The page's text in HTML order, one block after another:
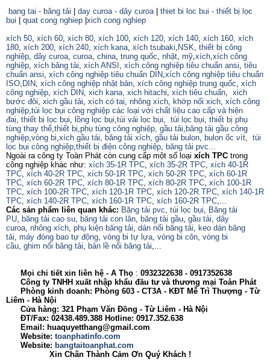
bang tai - băng tải
day curoa - dây curoa| thiet bi loc bui - thiết bị lọc
bụi
quat cong nghiep xich cong nghiep
xích 50, xích 60, xích 80, xích 100, xích 120, xích 140, xích 160, xích
180, xích 200, xích 240, xích kana, xích tsubaki, NSK, thiết bị công
nghiệp, dây curoa, curoa, china, trung quốc, nhật, mỹ,xích,xích công
nghiệp, xích băng tải, xích ANSI , xích công nghiệp tiêu chuẩn ansi, tiêu
chuẩn ansi, xích công nghiệp tiêu chuẩn DIN,xích công nghiệp tiêu chuẩn
ISO, DIN, xích công nghiệp nhật bản, xích công nghiệp trung quốc, xích
công nghiệp, xích DIN, xich kana, xich hitachi, xích tiêu chuẩn, xich
bước đôi, xich gầu tải, xích có tai, nhông xích, khớp nối xich, xích công
nghiệp,túi lọc bụi công nghiệp các loại với chất liệu cao cấp và hiện
đaị, thiết bị lọc bụi, lồng lọc bụi,túi vải lọc bụi, túi lọc bụi, thiết bị phụ
tùng thay thế,thiết bị,phụ tùng công nghiệp, gầu tải, băng tải gầu công
nghiệp,vòng bi,xích gầu tải, băng tải xích, gầu tải bulon, bulon ốc vít, túi
lọc bụi công nghiệp,thiết bị điện công nghiệp, băng tải pvc...
Ngoài ra công ty Toàn Phát còn cung cấp một số loại xích TPC trong
công nghiệp khác như: xích 35-1R TPC, xích 35-2R TPC, xích 40-1R
TPC, xích 40-2R TPC, xích 50-1R TPC, xích 50-2R TPC, xích 60-1R
TPC, xích 60-2R TPC, xích 80-1R TPC, xích 80-2R TPC, xích 100-1R
TPC, xích 100-2R TPC, xích 120-1R TPC, xích 120-2R TPC, xích 140-1R
TPC, xích 140-2R TPC, xích 160-1R TPC, xích 160-2R TPC,...
Các sản phẩm liên quan khác: Băng tải pvc, túi lọc bụi, Băng tải
PU, băng tải cao su, băng tải con lăn, băng tải gầu, gầu tải, dây
curoa, nhông xích, phụ kiện băng tải, dán nối băng tải, keo dán băng
tải, máy đóng bao tự động, vòng bi tự lựa, vòng bi côn, vòng bi
cầu, ghim nối băng tải, bản lề nối băng tải,...
Mọi chi tiết xin liên hệ - A Thọ : 0932322638 - 0917352638
Công ty TNHH xuất nhập khẩu đầu tư và thương mại Toàn Phát
Phòng kinh doanh: Phòng 603 - CT3A - KĐT Mễ Trì Thượng - Từ
Liêm - Hà Nội
Cửa hàng: 321 Phạm Văn Đồng - Từ Liêm - Hà Nội
ĐT/Fax: 02438.489.388 Hotline: 0917.352.638
Email: huaquyetthang@gmail.com
Website: toanphatinfo.com
Website: bangtaitoanphat.com
Xin Chân Thành Cảm Ơn Quý Khách !